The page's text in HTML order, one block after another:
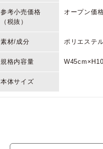
参考小売価格
（税抜）
オープン価
素材/成分 ポリエステ
規格内容量
本体サイズ